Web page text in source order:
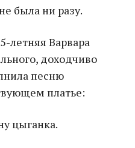
была ни разу.
летняя Варвара
доходчиво
песню
платье:
цыганка.